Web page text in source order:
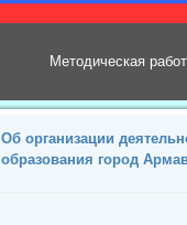
Методическая
Об организации
образования город